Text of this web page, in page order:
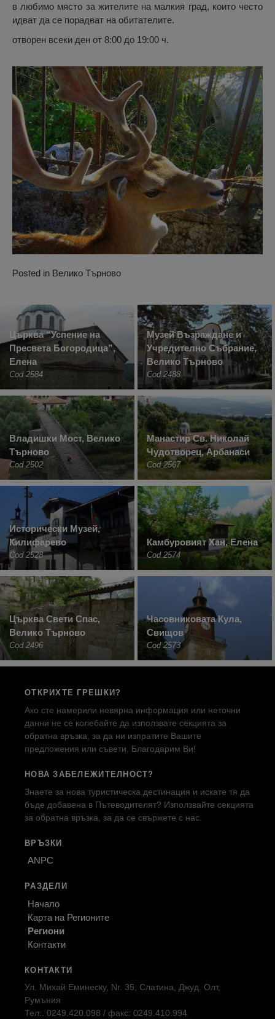
в любимо място за жителите на малкия град, които често
идват да се порадват на обитателите.
отворен всеки ден от 8:00 до 19:00 ч.
Posted in Велико Търново
Църква “Успение на
Пресвета Богородица”,
Елена
Cod 2584
Музей Възраждане и
Учредително Събрание,
Велико Търново
Cod 2488
Владишки Мост, Велико
Търново
Cod 2502
Манастир Св. Николай
Чудотворец, Арбанаси
Cod 2567
Исторически Музей,
Килифарево
Cod 2528
Камбуровият Хан, Елена
Cod 2574
Църква Свети Спас,
Велико Търново
Cod 2496
Часовниковата Кула,
Свищов
Cod 2573
ОТКРИХТЕ ГРЕШКИ?
Ако сте намерили невярна информация или неточни
данни не се колебайте да използвате секцията за
обратна връзка, за да ни изпратите Вашите
предложения или съвети. Благодарим Ви!
НОВА ЗАБЕЛЕЖИТЕЛНОСТ?
Знаете за нова туристическа дестинация и искате тя да
бъде добавена в Пътеводителят? Използвайте секцията
за обратна връзка, за да се свържете с нас.
ВРЪЗКИ
ANPC
РАЗДЕЛИ
Начало
Карта на Регионите
Региони
Контакти
КОНТАКТИ
Ул. Михай Еминеску, Nr. 35, Слатина, Джуд. Олт,
Румъния
Тел:. 0249.420.098 / факс: 0249.410.994